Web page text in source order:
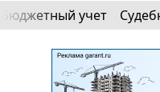
Бюджетный учет